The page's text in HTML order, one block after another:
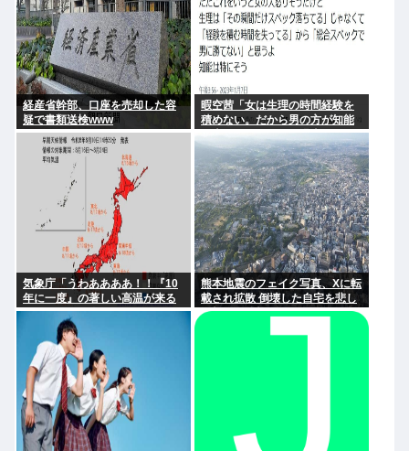
経産省幹部、口座を売却した容
疑で書類送検www
暇空茜「女は生理の時間経験を
積めない。だから男の方が知能
が上w」 こいつって過去に何か
あったのか？
気象庁「うわああああ！！『10
年に一度』の著しい高温が来る
ぞ！！ヤバい今回はヤバ
い！！」
熊本地震のフェイク写真、Xに転
載され拡散 倒壊した自宅を悲し
む顔を、笑顔でピースサインに